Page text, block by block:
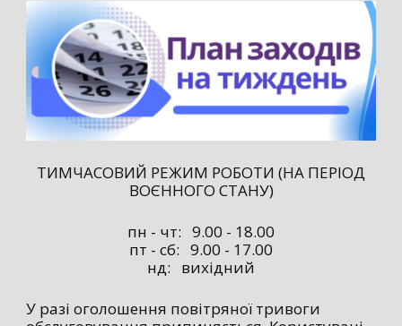
ТИМЧАСОВИЙ РЕЖИМ РОБОТИ (НА ПЕРІОД
ВОЄННОГО СТАНУ)
пн - чт: 9.00 - 18.00
пт - сб: 9.00 - 17.00
нд: вихідний
У разі оголошення повітряної тривоги